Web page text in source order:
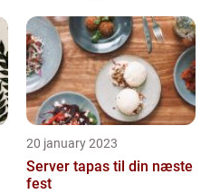
20 january 2023
Server tapas til din næste
fest